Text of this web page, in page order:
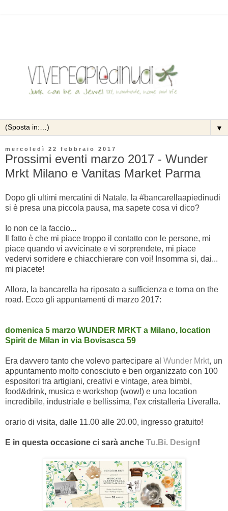
▼
mercoledì 22 febbraio 2017
Prossimi eventi marzo 2017 - Wunder
Mrkt Milano e Vanitas Market Parma
Dopo gli ultimi mercatini di Natale, la #bancarellaapiedinudi
si è presa una piccola pausa, ma sapete cosa vi dico?
Io non ce la faccio...
Il fatto è che mi piace troppo il contatto con le persone, mi
piace quando vi avvicinate e vi sorprendete, mi piace
vedervi sorridere e chiacchierare con voi! Insomma si, dai...
mi piacete!
Allora, la bancarella ha riposato a sufficienza e torna on the
road. Ecco gli appuntamenti di marzo 2017:
domenica 5 marzo WUNDER MRKT a Milano, location
Spirit de Milan in via Bovisasca 59
Era davvero tanto che volevo partecipare al Wunder Mrkt, un
appuntamento molto conosciuto e ben organizzato con 100
espositori tra artigiani, creativi e vintage, area bimbi,
food&drink, musica e workshop (wow!) e una location
incredibile, industriale e bellissima, l'ex cristalleria Liveralla.
orario di visita, dalle 11.00 alle 20.00, ingresso gratuito!
E in questa occasione ci sarà anche Tu.Bi. Design!